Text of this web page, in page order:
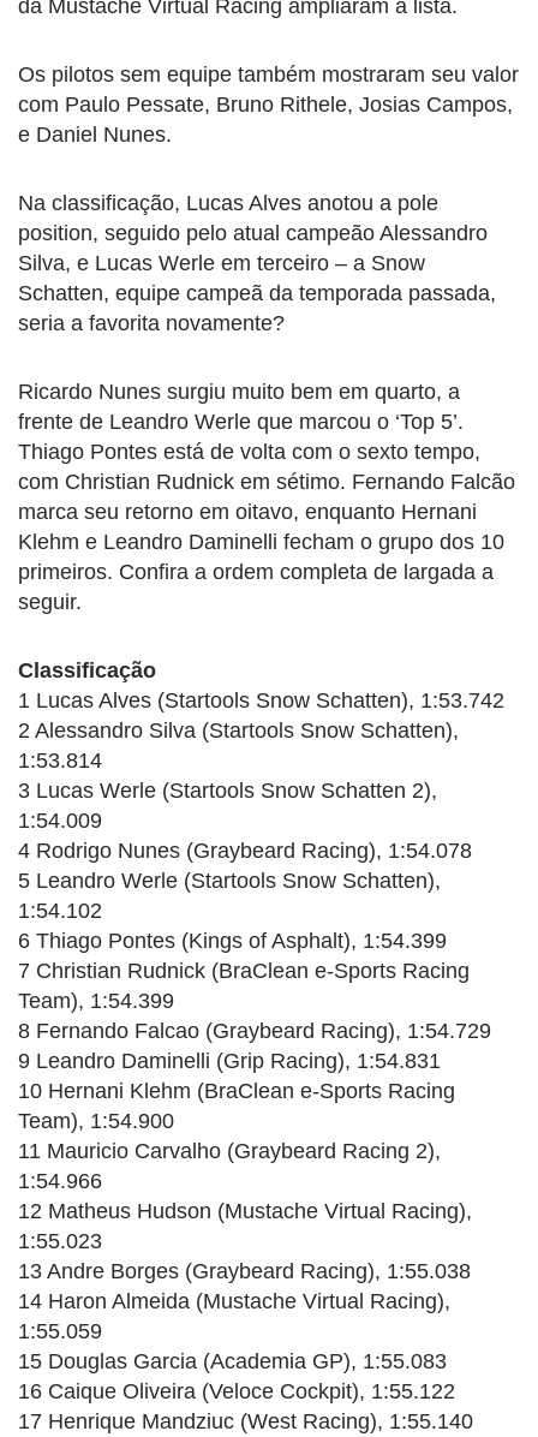
da Mustache Virtual Racing ampliaram a lista.
Os pilotos sem equipe também mostraram seu valor
com Paulo Pessate, Bruno Rithele, Josias Campos,
e Daniel Nunes.
Na classificação, Lucas Alves anotou a pole
position, seguido pelo atual campeão Alessandro
Silva, e Lucas Werle em terceiro – a Snow
Schatten, equipe campeã da temporada passada,
seria a favorita novamente?
Ricardo Nunes surgiu muito bem em quarto, a
frente de Leandro Werle que marcou o ‘Top 5’.
Thiago Pontes está de volta com o sexto tempo,
com Christian Rudnick em sétimo. Fernando Falcão
marca seu retorno em oitavo, enquanto Hernani
Klehm e Leandro Daminelli fecham o grupo dos 10
primeiros. Confira a ordem completa de largada a
seguir.
Classificação
1 Lucas Alves (Startools Snow Schatten), 1:53.742
2 Alessandro Silva (Startools Snow Schatten),
1:53.814
3 Lucas Werle (Startools Snow Schatten 2),
1:54.009
4 Rodrigo Nunes (Graybeard Racing), 1:54.078
5 Leandro Werle (Startools Snow Schatten),
1:54.102
6 Thiago Pontes (Kings of Asphalt), 1:54.399
7 Christian Rudnick (BraClean e-Sports Racing
Team), 1:54.399
8 Fernando Falcao (Graybeard Racing), 1:54.729
9 Leandro Daminelli (Grip Racing), 1:54.831
10 Hernani Klehm (BraClean e-Sports Racing
Team), 1:54.900
11 Mauricio Carvalho (Graybeard Racing 2),
1:54.966
12 Matheus Hudson (Mustache Virtual Racing),
1:55.023
13 Andre Borges (Graybeard Racing), 1:55.038
14 Haron Almeida (Mustache Virtual Racing),
1:55.059
15 Douglas Garcia (Academia GP), 1:55.083
16 Caique Oliveira (Veloce Cockpit), 1:55.122
17 Henrique Mandziuc (West Racing), 1:55.140